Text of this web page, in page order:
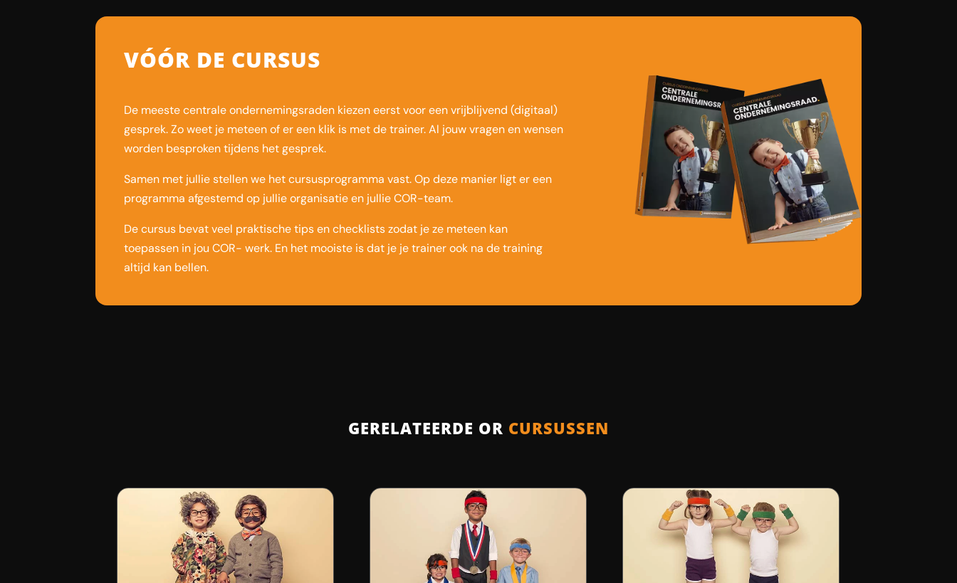
VÓÓR DE CURSUS
De meeste centrale ondernemingsraden kiezen eerst voor een vrijblijvend (digitaal)
gesprek. Zo weet je meteen of er een klik is met de trainer. Al jouw vragen en wensen
worden besproken tijdens het gesprek.
Samen met jullie stellen we het cursusprogramma vast. Op deze manier ligt er een
programma afgestemd op jullie organisatie en jullie COR-team.
De cursus bevat veel praktische tips en checklists zodat je ze meteen kan
toepassen in jou COR- werk. En het mooiste is dat je je trainer ook na de training
altijd kan bellen.
GERELATEERDE OR CURSUSSEN